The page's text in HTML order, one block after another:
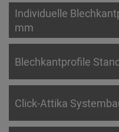
Individuelle
mm
Blechkantprofile
Click-Attika